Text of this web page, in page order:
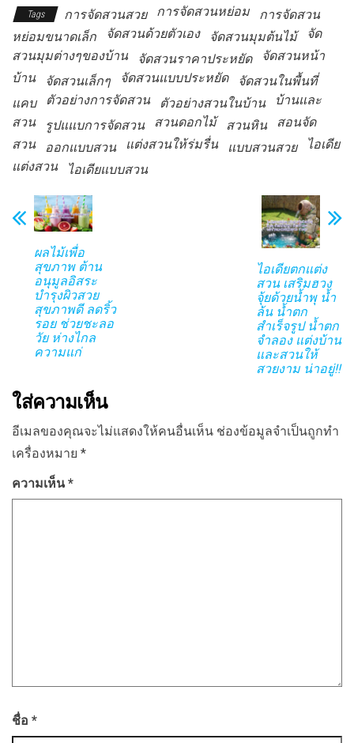
Tags การจัดสวนสวย การจัดสวนหย่อม
การจัดสวน
หย่อมขนาดเล็ก
จัดสวนด้วยตัวเอง จัดสวนมุมต้นไม้
จัด
สวนมุมต่างๆของบ้าน
จัดสวนราคาประหยัด
จัดสวนหน้า
บ้าน
จัดสวนเล็กๆ จัดสวนแบบประหยัด
จัดสวนในพื้นที่
แคบ
ตัวอย่างการจัดสวน ตัวอย่างสวนในบ้าน
บ้านและ
สวน
รูปแแบการจัดสวน สวนดอกไม้ สวนหิน
สอนจัด
สวน
ออกแบบสวน แต่งสวนให้ร่มรื่น แบบสวนสวย
ไอเดีย
แต่งสวน
ไอเดียแบบสวน
ผลไม้เพื่อ
สุขภาพ ต้าน
อนุมูลอิสระ
บำรุงผิวสวย
สุขภาพดี ลดริ้ว
รอย ช่วยชะลอ
วัย ห่างไกล
ความแก่
ไอเดียตกแต่ง
สวน เสริมฮวง
จุ้ยด้วยน้ำพุ น้ำ
ล้น น้ำตก
สำเร็จรูป น้ำตก
จำลอง แต่งบ้าน
และสวนให้
สวยงาม น่าอยู่!!
ใส่ความเห็น
อีเมลของคุณจะไม่แสดงให้คนอื่นเห็น ช่องข้อมูลจำเป็นถูกทำ
เครื่องหมาย *
ความเห็น*
ชื่อ *